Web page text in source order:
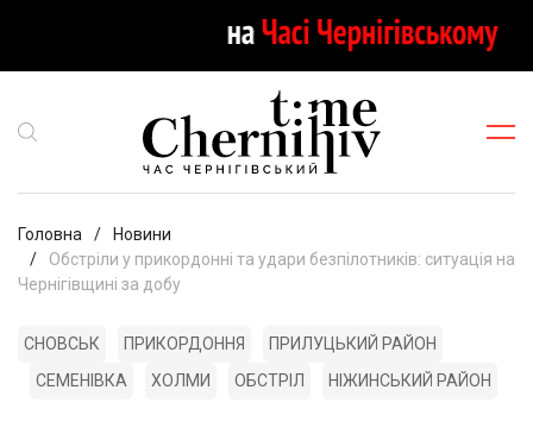
Головна
Новини
Обстріли у прикордонні та удари безпілотників: ситуація на
Чернігівщині за добу
СНОВСЬК ПРИКОРДОННЯ
ПРИЛУЦЬКИЙ РАЙОН
СЕМЕНІВКА
ХОЛМИ ОБСТРІЛ НІЖИНСЬКИЙ РАЙОН